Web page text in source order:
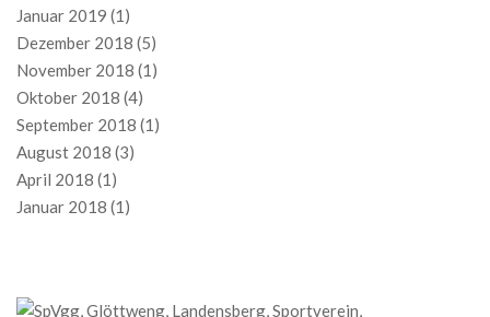
Januar 2019 (1)
Dezember 2018 (5)
November 2018 (1)
Oktober 2018 (4)
September 2018 (1)
August 2018 (3)
April 2018 (1)
Januar 2018 (1)